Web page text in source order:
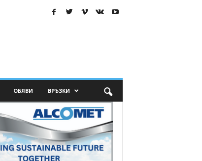
ОБЯВИ ВРЪЗКИ